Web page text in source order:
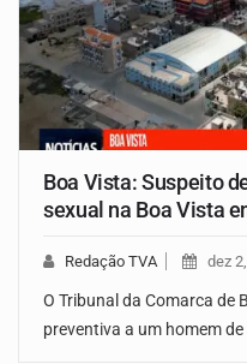
Boa Vista: Suspeito
sexual na Boa Vista
Redação TVA dez
O Tribunal da Comarca de
preventiva a um homem